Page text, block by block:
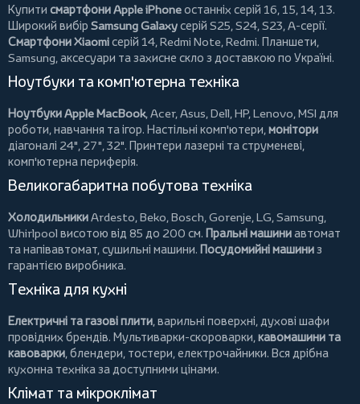
Купити смартфони Apple iPhoneостанніх серій 16, 15, 14, 13.
Широкий вибір Samsung Galaxyсерій S25, S24, S23, A-серії.
Смартфони Xiaomiсерій 14, Redmi Note, Redmi. Планшети,
Samsung, аксесуари тазахисне скло з доставкою по Україні.
Ноутбуки та комп'ютерна техніка
Ноутбуки Apple MacBook,Acer,Asus,Dell,HP,Lenovo,MSI для
роботи, навчання та ігор. Настільні комп'ютери,монітори
діагоналі 24", 27", 32". Принтери лазерні та струменеві,
комп'ютерна периферія.
Великогабаритна побутова техніка
ХолодильникиArdesto,Beko,Bosch,Gorenje,LG,Samsung,
Whirlpool висотою від 85 до 200 см. Пральні машиниавтомат
та напівавтомат,сушильні машини. Посудомийні машиниз
гарантією виробника.
Техніка для кухні
Електричні та газові плити, варильні поверхні, духові шафи
провідних брендів. Мультиварки-скороварки,кавомашини та
кавоварки,блендери, тостери,електрочайники. Вся дрібна
кухонна техніка за доступними цінами.
Клімат та мікроклімат